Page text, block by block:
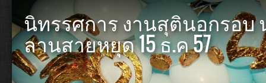
นิทรรศการ งานสุตินอกรอบ
ลานสายหยุด 15 ธ.ค 57